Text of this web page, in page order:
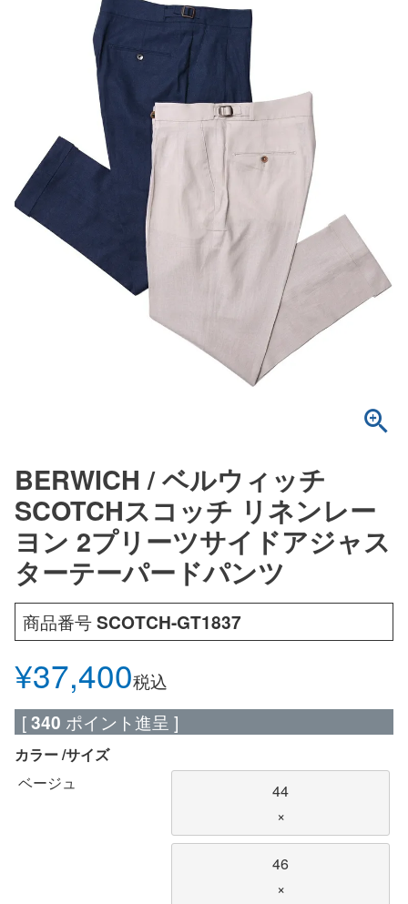
BERWICH / ベルウィッチ
SCOTCHスコッチ リネンレー
ヨン 2プリーツサイドアジャス
ターテーパードパンツ
商品番号SCOTCH-GT1837
¥37,400税込
[340 ポイント進呈 ]
カラー サイズ
ベージュ
44
×
46
×